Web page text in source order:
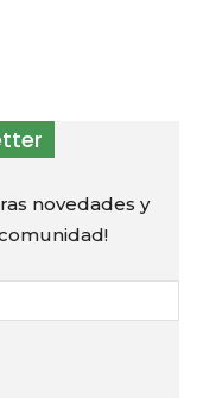
novedades y